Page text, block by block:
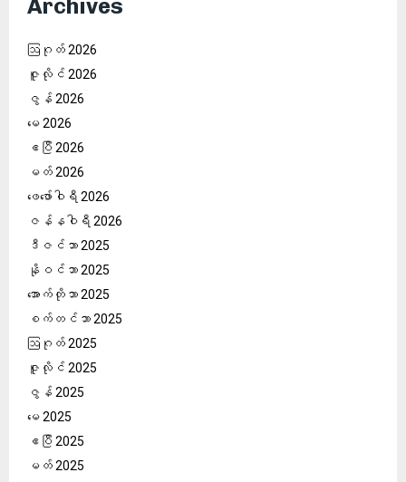
Archives
ဩဂုတ် 2026
ဇူလိုင် 2026
ဇွန် 2026
မေ 2026
ဧပြီ 2026
မတ် 2026
ဖေ‌ဖော်ဝါရီ 2026
ဇန်နဝါရီ 2026
ဒီဇင်ဘာ 2025
နိုဝင်ဘာ 2025
အောက်တိုဘာ 2025
စက်တင်ဘာ 2025
ဩဂုတ် 2025
ဇူလိုင် 2025
ဇွန် 2025
မေ 2025
ဧပြီ 2025
မတ် 2025